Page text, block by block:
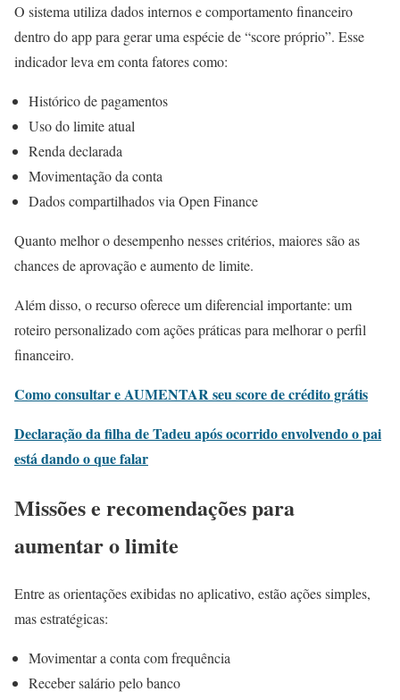
O sistema utiliza dados internos e comportamento financeiro
dentro do app para gerar uma espécie de “score próprio”. Esse
indicador leva em conta fatores como:
Histórico de pagamentos
Uso do limite atual
Renda declarada
Movimentação da conta
Dados compartilhados via Open Finance
Quanto melhor o desempenho nesses critérios, maiores são as
chances de aprovação e aumento de limite.
Além disso, o recurso oferece um diferencial importante: um
roteiro personalizado com ações práticas para melhorar o perfil
financeiro.
Como consultar e AUMENTAR seu score de crédito grátis
Declaração da filha de Tadeu após ocorrido envolvendo o pai
está dando o que falar
Missões e recomendações para
aumentar o limite
Entre as orientações exibidas no aplicativo, estão ações simples,
mas estratégicas:
Movimentar a conta com frequência
Receber salário pelo banco